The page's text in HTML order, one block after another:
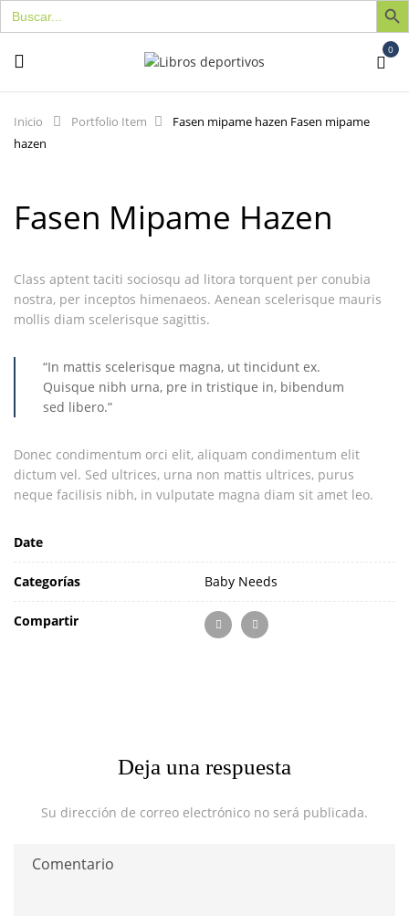
Buscar:
0
Inicio Portfolio Item Fasen mipame hazen Fasen mipame
hazen
Fasen Mipame Hazen
Class aptent taciti sociosqu ad litora torquent per conubia
nostra, per inceptos himenaeos. Aenean scelerisque mauris
mollis diam scelerisque sagittis.
“In mattis scelerisque magna, ut tincidunt ex.
Quisque nibh urna, pre in tristique in, bibendum
sed libero.”
Donec condimentum orci elit, aliquam condimentum elit
dictum vel. Sed ultrices, urna non mattis ultrices, purus
neque facilisis nibh, in vulputate magna diam sit amet leo.
Date
Categorías Baby Needs
Compartir
Deja una respuesta
Su dirección de correo electrónico no será publicada.